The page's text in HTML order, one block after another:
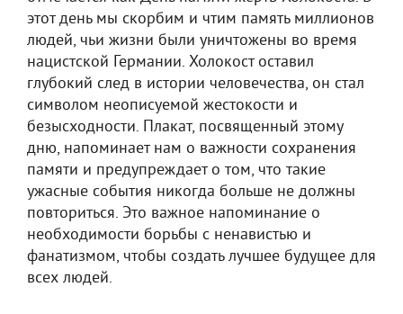
этот день мы скорбим и чтим память миллионов
людей, чьи жизни были уничтожены во время
нацистской Германии. Холокост оставил
глубокий след в истории человечества, он стал
символом неописуемой жестокости и
безысходности. Плакат, посвященный этому
дню, напоминает нам о важности сохранения
памяти и предупреждает о том, что такие
ужасные события никогда больше не должны
повториться. Это важное напоминание о
необходимости борьбы с ненавистью и
фанатизмом, чтобы создать лучшее будущее для
всех людей.